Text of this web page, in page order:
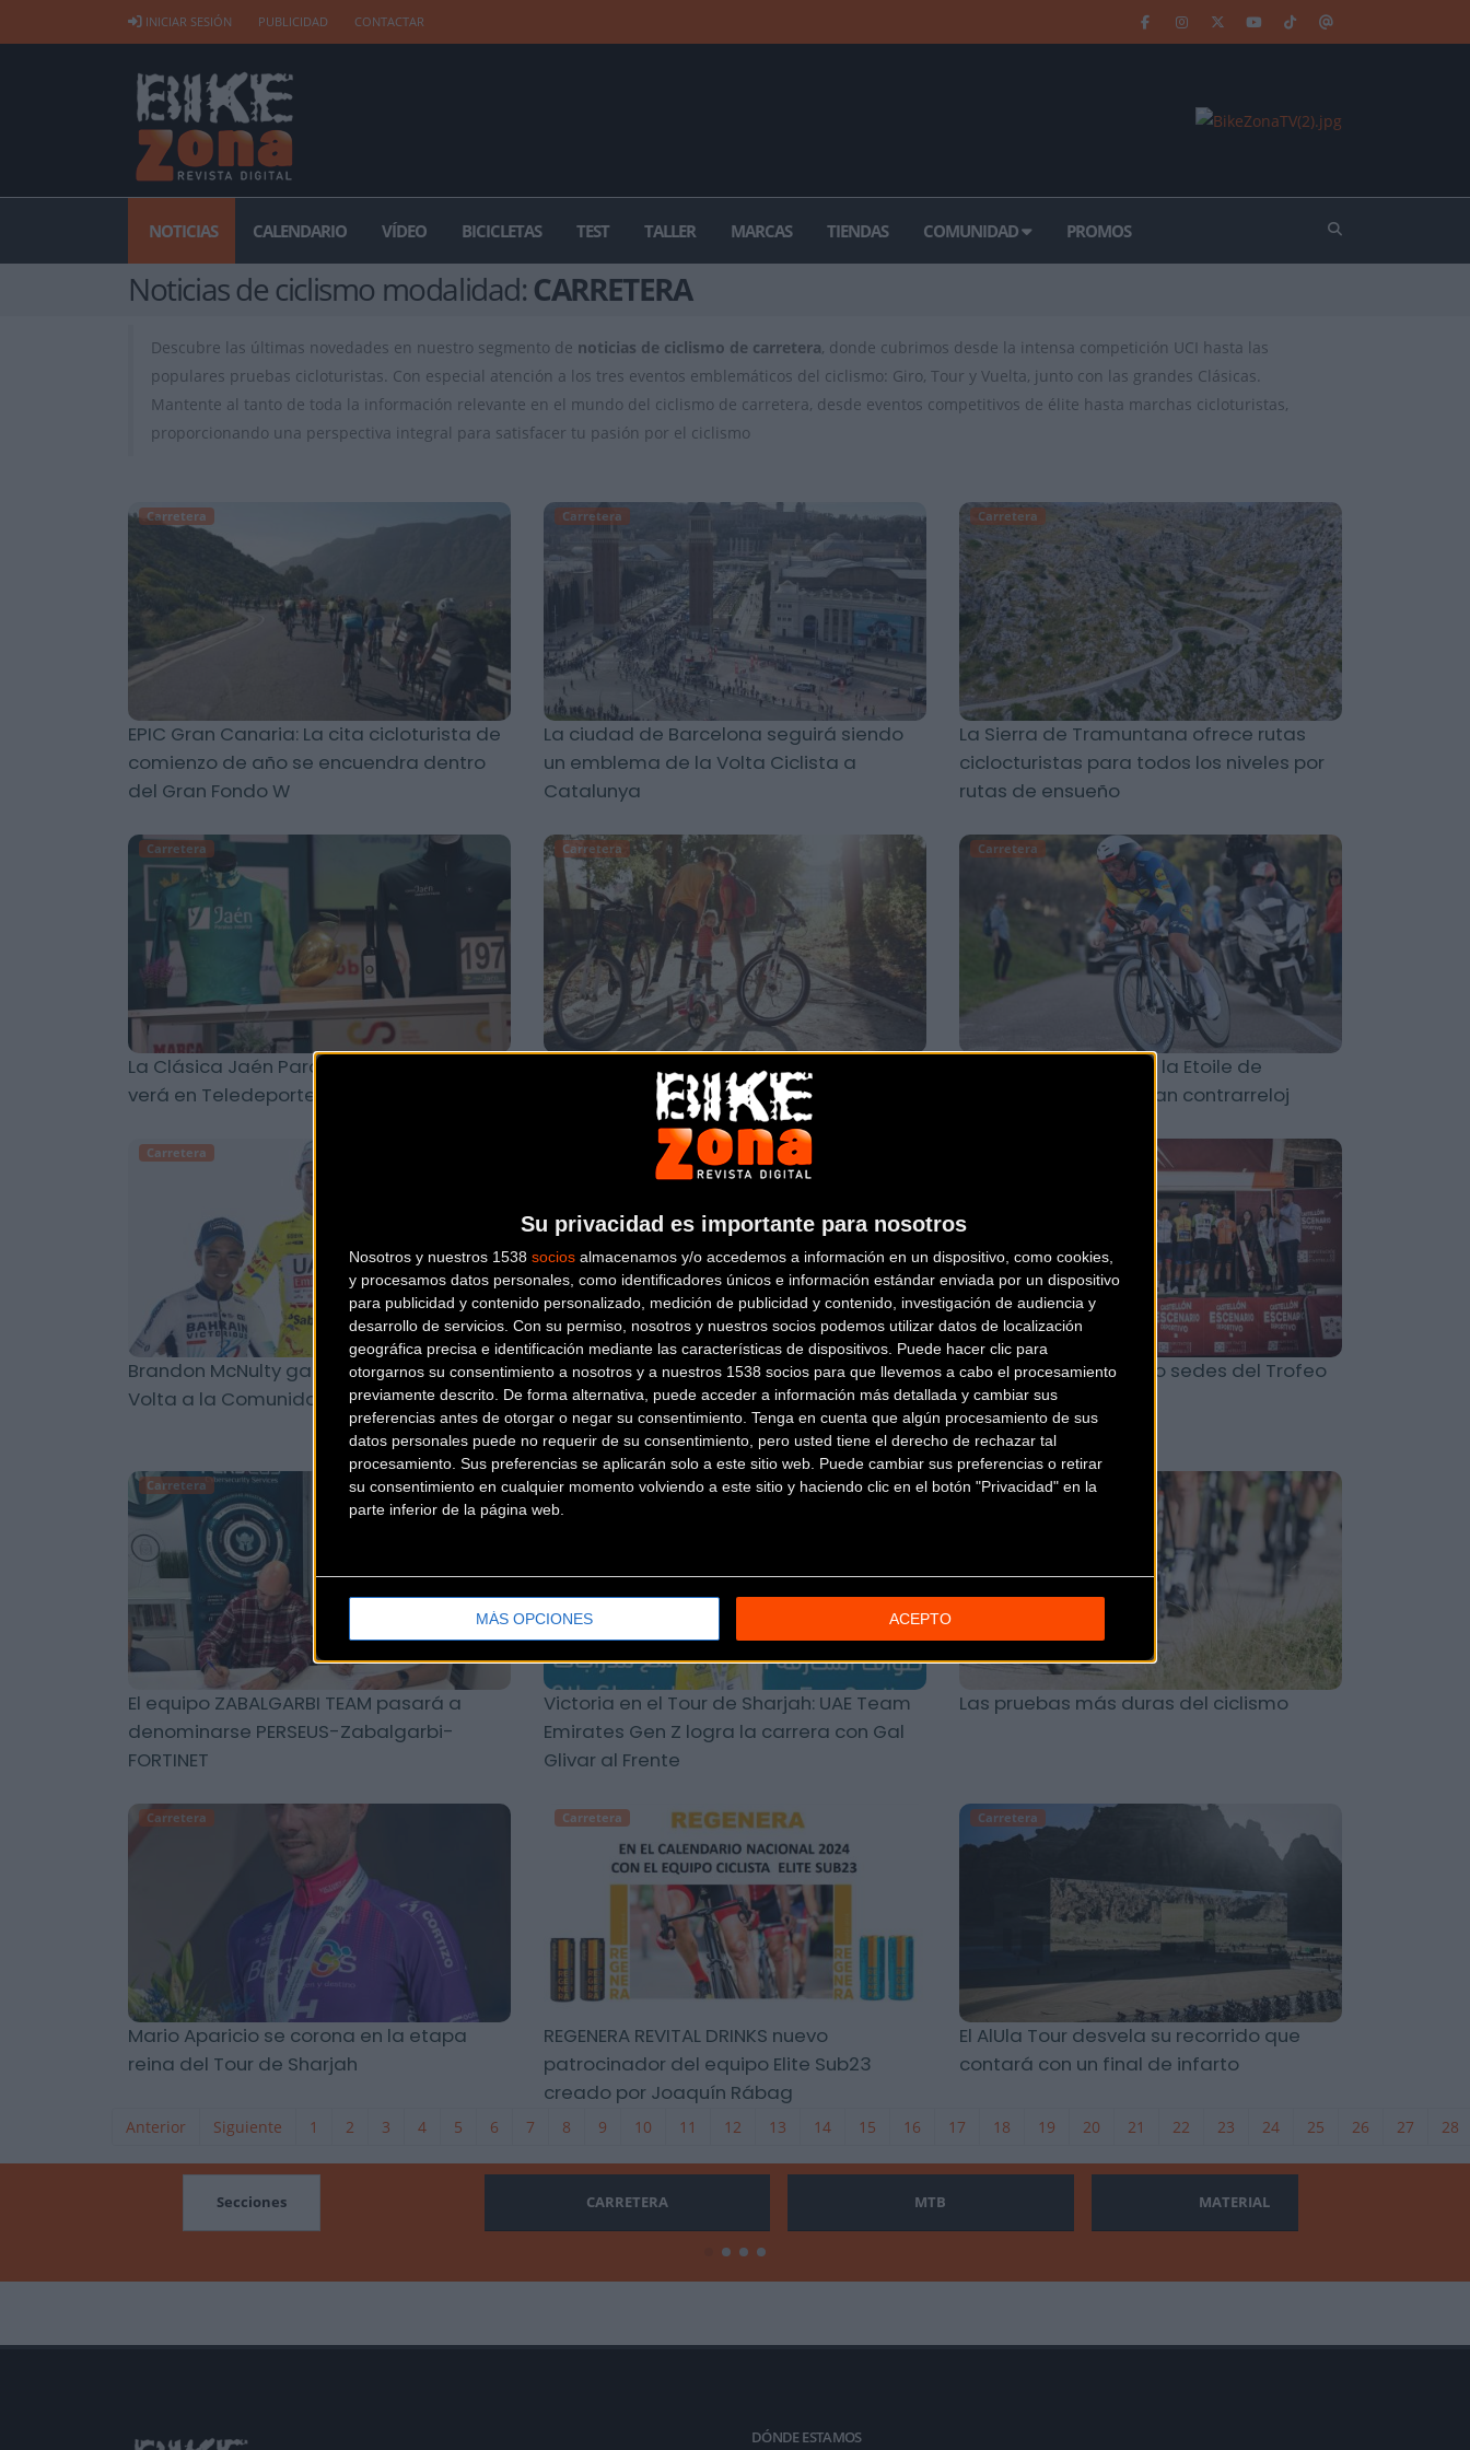
Su privacidad es importante para nosotros
Nosotros y nuestros 1538 socios almacenamos y/o accedemos a información en un dispositivo, como cookies,
y procesamos datos personales, como identificadores únicos e información estándar enviada por un dispositivo
para publicidad y contenido personalizado, medición de publicidad y contenido, investigación de audiencia y
desarrollo de servicios. Con su permiso, nosotros y nuestros socios podemos utilizar datos de localización
geográfica precisa e identificación mediante las características de dispositivos. Puede hacer clic para
otorgarnos su consentimiento a nosotros y a nuestros 1538 socios para que llevemos a cabo el procesamiento
previamente descrito. De forma alternativa, puede acceder a información más detallada y cambiar sus
preferencias antes de otorgar o negar su consentimiento. Tenga en cuenta que algún procesamiento de sus
datos personales puede no requerir de su consentimiento, pero usted tiene el derecho de rechazar tal
procesamiento. Sus preferencias se aplicarán solo a este sitio web. Puede cambiar sus preferencias o retirar
su consentimiento en cualquier momento volviendo a este sitio y haciendo clic en el botón "Privacidad" en la
parte inferior de la página web.
MÁS OPCIONES ACEPTO
INICIAR SESIÓN PUBLICIDAD CONTACTAR
NOTICIAS CALENDARIO VÍDEO BICICLETAS TEST TALLER MARCAS TIENDAS COMUNIDAD PROMOS
Noticias de ciclismo modalidad: CARRETERA
Descubre las últimas novedades en nuestro segmento de noticias de ciclismo de carretera, donde cubrimos desde la intensa competición UCI hasta las
populares pruebas cicloturistas. Con especial atención a los tres eventos emblemáticos del ciclismo: Giro, Tour y Vuelta, junto con las grandes Clásicas.
Mantente al tanto de toda la información relevante en el mundo del ciclismo de carretera, desde eventos competitivos de élite hasta marchas cicloturistas,
proporcionando una perspectiva integral para satisfacer tu pasión por el ciclismo
Carretera
EPIC Gran Canaria: La cita cicloturista de
comienzo de año se encuendra dentro
del Gran Fondo W
Carretera
La ciudad de Barcelona seguirá siendo
un emblema de la Volta Ciclista a
Catalunya
Carretera
La Sierra de Tramuntana ofrece rutas
ciclocturistas para todos los niveles por
rutas de ensueño
Carretera
La Clásica Jaén Paraíso Interior 2024 se
verá en Teledeporte y Eurosport
Carretera
Ciclismo como una forma divertida de
ejercitarse en familia o con amigos
Carretera
Mads Pedersen gana la Etoile de
Bessèges tras una gran contrarreloj
Carretera
Brandon McNulty ganador final de la
Volta a la Comunidad Valenciana 2024
La Cronoescalada Santa Agueda Igoera
dará el pistoletazo de salida a la
temporada ciclista un a
Anunciadas las cuatro sedes del Trofeo
Víctor Cabedo 2024
Carretera
El equipo ZABALGARBI TEAM pasará a
denominarse PERSEUS-Zabalgarbi-
FORTINET
Carretera
Victoria en el Tour de Sharjah: UAE Team
Emirates Gen Z logra la carrera con Gal
Glivar al Frente
Carretera
Las pruebas más duras del ciclismo
Carretera
Mario Aparicio se corona en la etapa
reina del Tour de Sharjah
Carretera
REGENERA REVITAL DRINKS nuevo
patrocinador del equipo Elite Sub23
creado por Joaquín Rábag
Carretera
El AlUla Tour desvela su recorrido que
contará con un final de infarto
Anterior Siguiente 1 2 3 4 5 6 7 8 9 10 11 12 13 14 15 16 17 18 19 20 21 22 23 24 25 26 27 28
Secciones CARRETERA MTB MATERIAL
DÓNDE ESTAMOS